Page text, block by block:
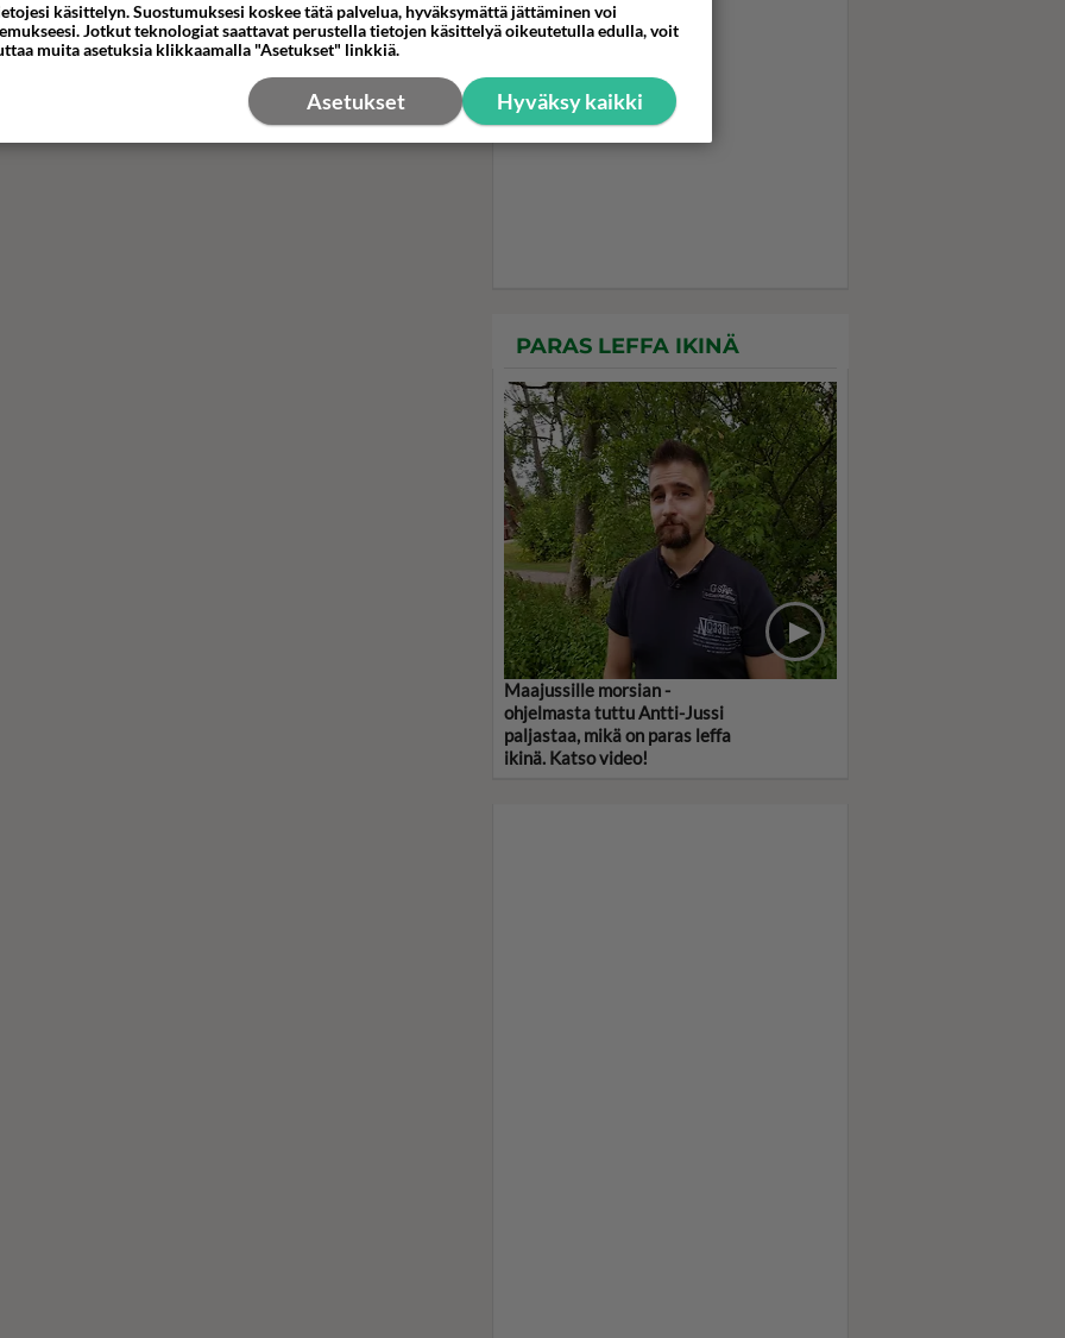
PARAS LEFFA IKINÄ
Maajussille morsian -
ohjelmasta tuttu Antti-Jussi
paljastaa, mikä on paras leffa
ikinä. Katso video!
käsittelyn. Suostumuksesi koskee tätä palvelua, hyväksymättä jättäminen voi
Jotkut teknologiat saattavat perustella tietojen käsittelyä oikeutetulla edulla, voit
muita asetuksia klikkaamalla "Asetukset" linkkiä.
Hyväksy kaikki
Asetukset